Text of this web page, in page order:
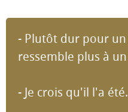
- Plutôt dur pour un
ressemble plus à
- Je crois qu'il l'a été.